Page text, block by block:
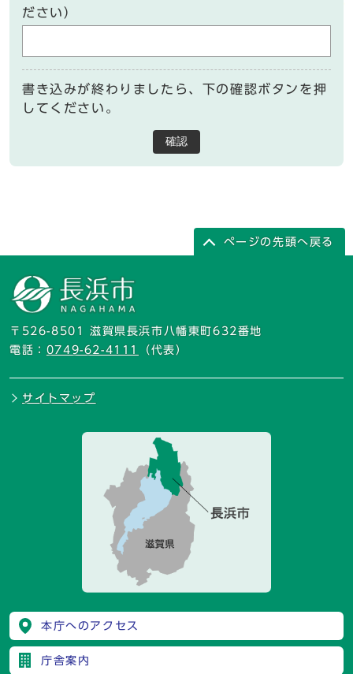
ださい）
書き込みが終わりましたら、下の確認ボタンを押
してください。
確認
ページの先頭へ戻る
〒526-8501 滋賀県長浜市八幡東町632番地
電話： 0749-62-4111 （代表）
サイトマップ
本庁へのアクセス
庁舎案内